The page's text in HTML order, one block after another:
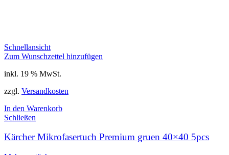
Schnellansicht
Zum Wunschzettel hinzufügen
inkl. 19 % MwSt.
zzgl. Versandkosten
In den Warenkorb
Schließen
Kärcher Mikrofasertuch Premium gruen 40×40 5pcs